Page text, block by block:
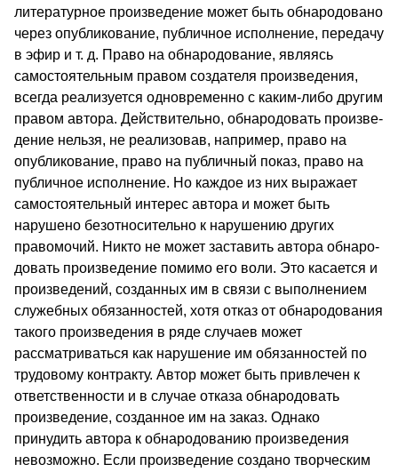
литера­турное произведение может быть обнародовано
через опублико­вание, публичное исполнение, передачу
в эфир и т. д. Право на обнародование, являясь
самостоятельным правом создателя произведения,
всегда реализуется одновременно с каким-либо другим
правом автора. Действительно, обнародовать произве­
дение нельзя, не реализовав, например, право на
опубликова­ние, право на публичный показ, право на
публичное исполне­ние. Но каждое из них выражает
самостоятельный интерес ав­тора и может быть
нарушено безотносительно к нарушению других
правомочий. Никто не может заставить автора обнаро­
довать произведение помимо его воли. Это касается и
произве­дений, созданных им в связи с выполнением
служебных обязан­ностей, хотя отказ от обнародования
такого произведения в ря­де случаев может
рассматриваться как нарушение им обязан­ностей по
трудовому контракту. Автор может быть привлечен к
ответственности и в случае отказа обнародовать
произведение, созданное им на заказ. Однако
принудить автора к обнародова­нию произведения
невозможно. Если произведение создано творческим